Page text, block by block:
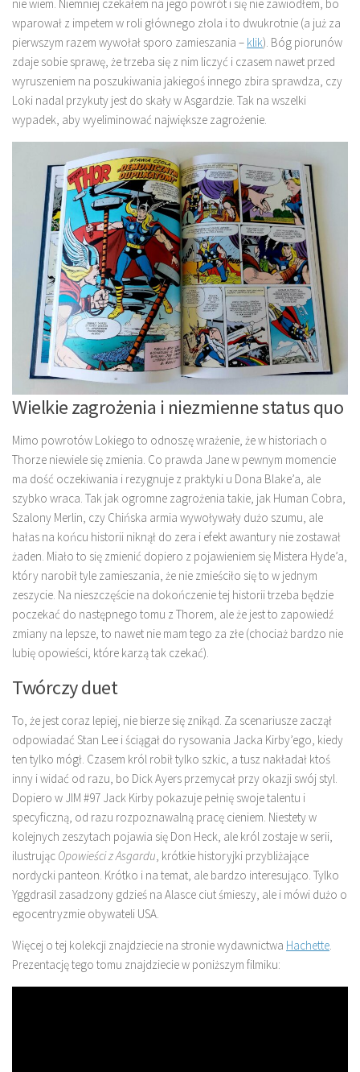
nie wiem. Niemniej czekałem na jego powrót i się nie zawiodłem, bo
wparował z impetem w roli głównego złola i to dwukrotnie (a już za
pierwszym razem wywołał sporo zamieszania – klik). Bóg piorunów
zdaje sobie sprawę, że trzeba się z nim liczyć i czasem nawet przed
wyruszeniem na poszukiwania jakiegoś innego zbira sprawdza, czy
Loki nadal przykuty jest do skały w Asgardzie. Tak na wszelki
wypadek, aby wyeliminować największe zagrożenie.
Wielkie zagrożenia i niezmienne status quo
Mimo powrotów Lokiego to odnoszę wrażenie, że w historiach o
Thorze niewiele się zmienia. Co prawda Jane w pewnym momencie
ma dość oczekiwania i rezygnuje z praktyki u Dona Blake’a, ale
szybko wraca. Tak jak ogromne zagrożenia takie, jak Human Cobra,
Szalony Merlin, czy Chińska armia wywoływały dużo szumu, ale
hałas na końcu historii niknął do zera i efekt awantury nie zostawał
żaden. Miało to się zmienić dopiero z pojawieniem się Mistera Hyde’a,
który narobił tyle zamieszania, że nie zmieściło się to w jednym
zeszycie. Na nieszczęście na dokończenie tej historii trzeba będzie
poczekać do następnego tomu z Thorem, ale że jest to zapowiedź
zmiany na lepsze, to nawet nie mam tego za złe (chociaż bardzo nie
lubię opowieści, które karzą tak czekać).
Twórczy duet
To, że jest coraz lepiej, nie bierze się znikąd. Za scenariusze zaczął
odpowiadać Stan Lee i ściągał do rysowania Jacka Kirby’ego, kiedy
ten tylko mógł. Czasem król robił tylko szkic, a tusz nakładał ktoś
inny i widać od razu, bo Dick Ayers przemycał przy okazji swój styl.
Dopiero w JIM #97 Jack Kirby pokazuje pełnię swoje talentu i
specyficzną, od razu rozpoznawalną pracę cieniem. Niestety w
kolejnych zeszytach pojawia się Don Heck, ale król zostaje w serii,
ilustrując Opowieści z Asgardu , krótkie historyjki przybliżające
nordycki panteon. Krótko i na temat, ale bardzo interesująco. Tylko
Yggdrasil zasadzony gdzieś na Alasce ciut śmieszy, ale i mówi dużo o
egocentryzmie obywateli USA.
Więcej o tej kolekcji znajdziecie na stronie wydawnictwa Hachette
Prezentację tego tomu znajdziecie w poniższym filmiku: